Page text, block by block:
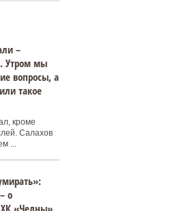
–
Утром мы
вопросы, а
такое
кроме
Салахов
...
о
«Челны»